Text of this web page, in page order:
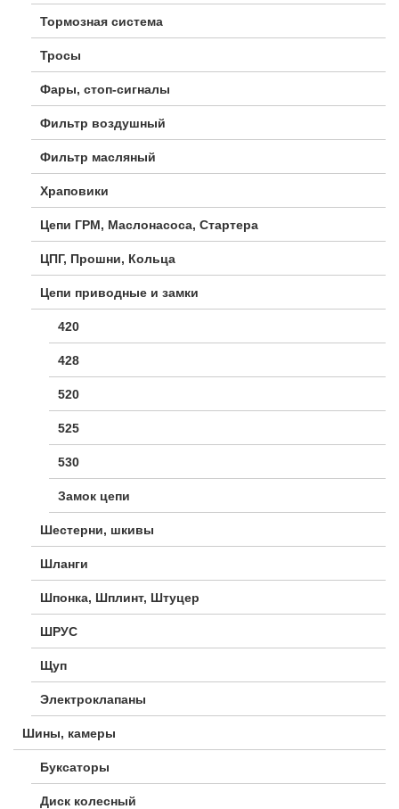
Тормозная система
Тросы
Фары, стоп-сигналы
Фильтр воздушный
Фильтр масляный
Храповики
Цепи ГРМ, Маслонасоса, Стартера
ЦПГ, Прошни, Кольца
Цепи приводные и замки
420
428
520
525
530
Замок цепи
Шестерни, шкивы
Шланги
Шпонка, Шплинт, Штуцер
ШРУС
Щуп
Электроклапаны
Шины, камеры
Буксаторы
Диск колесный